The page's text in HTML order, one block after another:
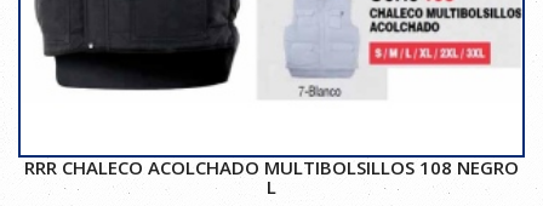
RRR CHALECO ACOLCHADO MULTIBOLSILLOS 108 NEGRO
L